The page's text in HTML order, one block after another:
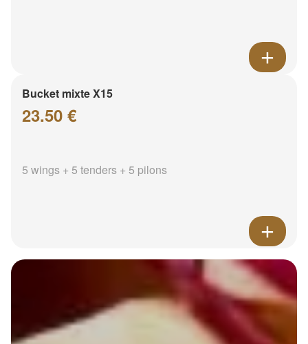
Bucket mixte X15
23.50 €
5 wings + 5 tenders + 5 pilons